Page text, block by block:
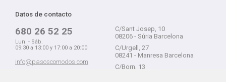
Datos de contacto
680 26 52 25
Lun. - Sáb.
09:30 a 13:00 y 17:00 a 20:00
info@pasoscomodos.com
C/Sant Josep, 10
08206 - Súria Barcelona
C/Urgell, 27
08241 - Manresa Barcelona
C/Born, 13